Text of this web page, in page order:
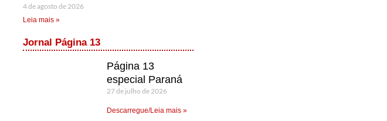
4 de agosto de 2026
Leia mais »
Jornal Página 13
Página 13
especial Paraná
27 de julho de 2026
Descarregue/Leia mais »